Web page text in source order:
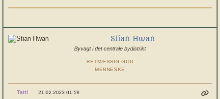
Stian Hwan
Byvagt i det centrale bydistrikt
RETMÆSSIG GOD
MENNESKE
Tatti 21.02.2023 01:59